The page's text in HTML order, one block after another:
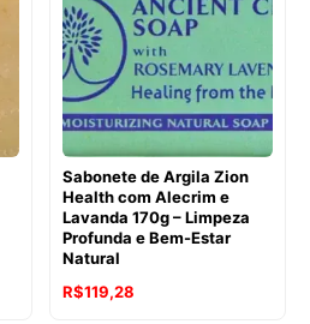
R$112,67.R$88,78.
Sabonete de Argila Zion
Health com Alecrim e
Lavanda 170g – Limpeza
Profunda e Bem-Estar
Natural
R$119,28